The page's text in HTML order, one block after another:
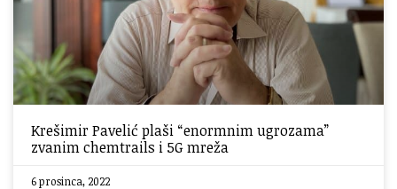
Krešimir Pavelić plaši “enormnim ugrozama”
zvanim chemtrails i 5G mreža
6 prosinca, 2022